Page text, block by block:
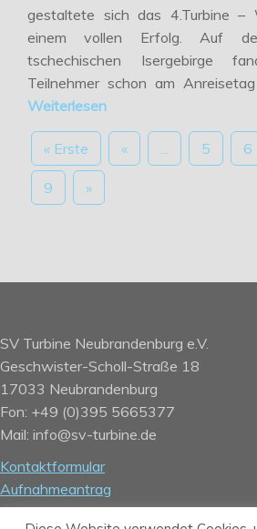
gestaltete sich das 4.Turbine –
einem vollen Erfolg. Auf
tschechischen Isergebirge
Teilnehmer schon am
Weiterlesen
« Erste « ... 5 6
9 »
SV Turbine Neubrandenburg e.V.
Geschwister-Scholl-Straße 18
17033 Neubrandenburg
Fon: +49 (0)395 5665377
Mail: info@sv-turbine.de
Kontaktformular
Aufnahmeantrag
Kontodaten